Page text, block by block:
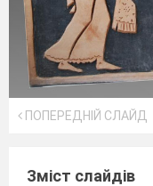
ПОПЕРЕДНІЙ СЛАЙД
Зміст слайдів